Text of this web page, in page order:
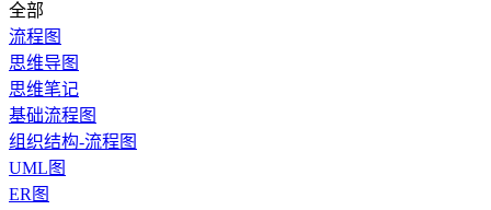
全部
流程图
思维导图
思维笔记
基础流程图
组织结构-流程图
UML图
ER图